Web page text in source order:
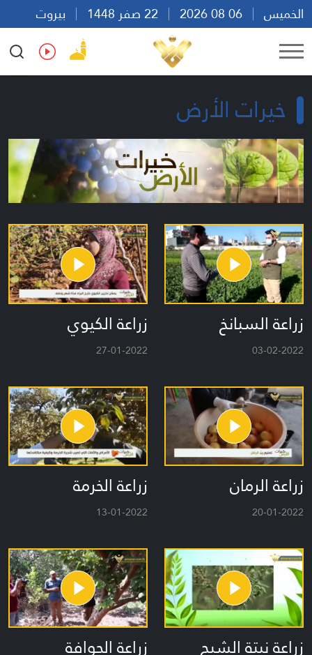
الخميس
بيروت
05:13
Ar En Fr Es
خيرات الأرض
زراعة السبانخ
03-02-2022
زراعة الكيوي
27-01-2022
زراعة الرمان
20-01-2022
زراعة الخرمة
13-01-2022
زراعة نبتة الشيح زراعة الجوافة